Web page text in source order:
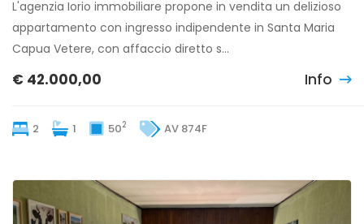
L'agenzia Iorio immobiliare propone in vendita un delizioso
appartamento con ingresso indipendente in Santa Maria
Capua Vetere, con affaccio diretto s...
€ 42.000,00 Info
2 1 502 AV 874F